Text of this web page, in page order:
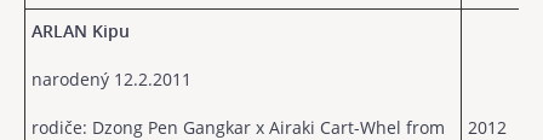
ARLAN Kipu
narodený 12.2.2011
rodiče: Dzong Pen Gangkar x Airaki Cart-Whel from
2012